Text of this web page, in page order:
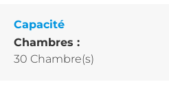
Capacité
Chambres :
30 Chambre(s)